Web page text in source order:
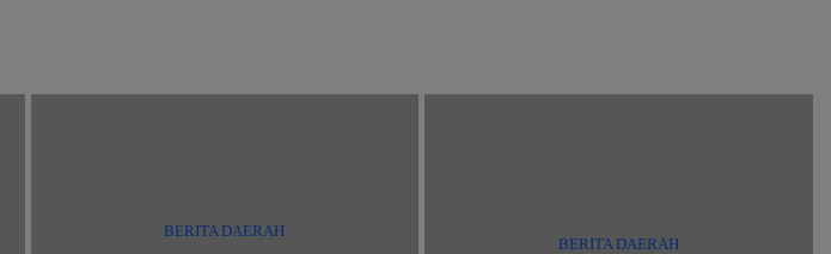
BERITA DAERAH
BERITA DAERAH